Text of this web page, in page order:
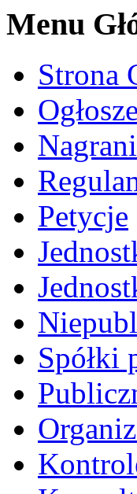
Menu
Strona
Petycje
Spółki